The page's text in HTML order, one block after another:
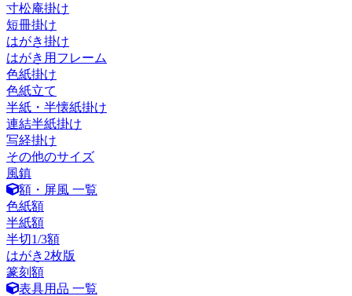
寸松庵掛け
短冊掛け
はがき掛け
はがき用フレーム
色紙掛け
色紙立て
半紙・半懐紙掛け
連結半紙掛け
写経掛け
その他のサイズ
風鎮
額・屏風 一覧
色紙額
半紙額
半切1/3額
はがき2枚版
篆刻額
表具用品 一覧